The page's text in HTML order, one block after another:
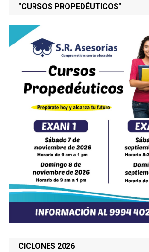
"CURSOS PROPEDÉUTICOS"
CICLONES 2026